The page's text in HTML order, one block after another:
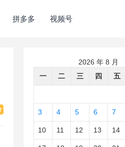
拼多多 视频号
2026 年 8 月
一
二 三 四 五
3 4 5 6 7
10 11 12 13 14